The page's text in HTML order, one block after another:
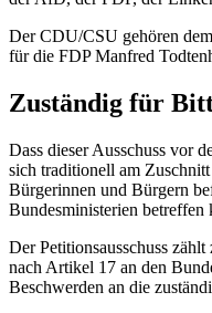
Der CDU/CSU gehören
für die FDP Manfred
Zuständig für
Dass dieser Ausschuss vor
sich traditionell am
Bürgerinnen und Bürgern
Bundesministerien betreffen
Der Petitionsausschuss
nach Artikel 17 an den
Beschwerden an die